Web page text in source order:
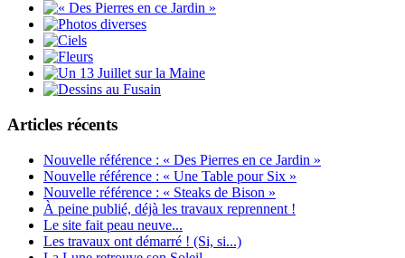
Articles récents
Nouvelle référence : « Des Pierres en ce Jardin »
Nouvelle référence : « Une Table pour Six »
Nouvelle référence : « Steaks de Bison »
À peine publié, déjà les travaux reprennent !
Le site fait peau neuve...
Les travaux ont démarré ! (Si, si...)